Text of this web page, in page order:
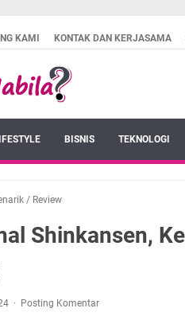
KAMI KONTAK DAN KERJASAMA
BISNIS TEKNOLOGI
/ Review
Shinkansen,
Posting Komentar